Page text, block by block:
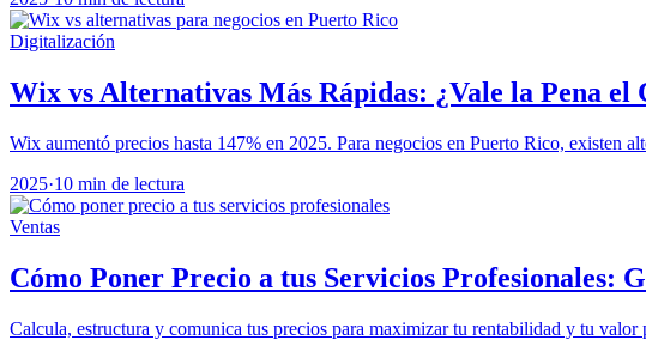
Digitalización
Wix vs Alternativas Más Rápidas: ¿Vale la Pena el
Wix aumentó precios hasta 147% en 2025. Para negocios en Puerto Rico, existen
2025·10 min de lectura
Ventas
Cómo Poner Precio a tus Servicios Profesionales:
Calcula, estructura y comunica tus precios para maximizar tu rentabilidad y tu valor